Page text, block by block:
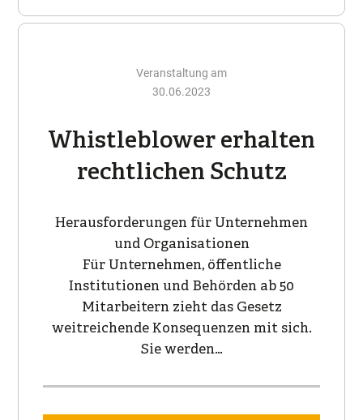
Veranstaltung am
30.06.2023
Whistleblower erhalten
rechtlichen Schutz
Herausforderungen für Unternehmen
und Organisationen
Für Unternehmen, öffentliche
Institutionen und Behörden ab 50
Mitarbeitern zieht das Gesetz
weitreichende Konsequenzen mit sich.
Sie werden…